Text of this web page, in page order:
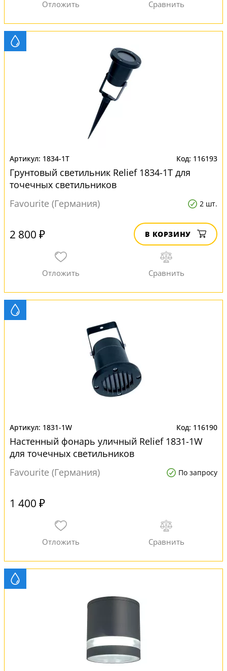
1834-1T 116193
Грунтовый светильник Relief 1834-1T для
точечных светильников
Favourite (Германия)
2 шт.
2 800 ₽ В КОРЗИНУ
1831-1W 116190
Настенный фонарь уличный Relief 1831-1W
для точечных светильников
Favourite (Германия)
По запросу
1 400 ₽